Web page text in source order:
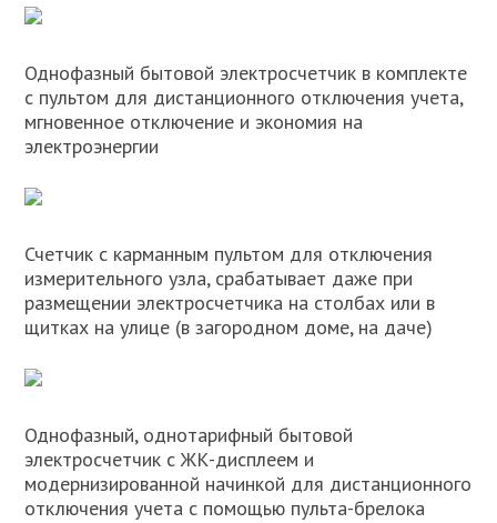
Однофазный бытовой электросчетчик в комплекте
с пультом для дистанционного отключения учета,
мгновенное отключение и экономия на
электроэнергии
Счетчик с карманным пультом для отключения
измерительного узла, срабатывает даже при
размещении электросчетчика на столбах или в
щитках на улице (в загородном доме, на даче)
Однофазный, однотарифный бытовой
электросчетчик с ЖК-дисплеем и
модернизированной начинкой для дистанционного
отключения учета с помощью пульта-брелока